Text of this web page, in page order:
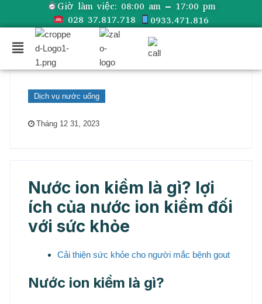
Giờ làm việc: 08:00 am – 17:00 pm
028 37.817.718
0933.471.816
Dịch vụ nước uống
Tháng 12 31, 2023
Nước ion kiềm là gì? lợi
ích của nước ion kiềm đối
với sức khỏe
Cải thiện sức khỏe cho người mắc bệnh gout
Nước ion kiềm là gì?